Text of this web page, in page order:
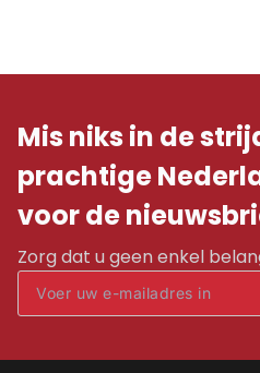
Mis niks in de
prachtige
voor de
Zorg dat u geen enkel